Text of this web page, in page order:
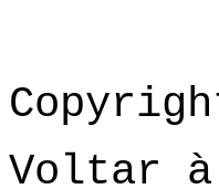
Voltar